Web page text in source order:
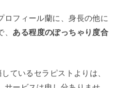
ロフィール蘭に、身長の他に
、 ある程度のぽっちゃり度合
ているセラピストよりは、